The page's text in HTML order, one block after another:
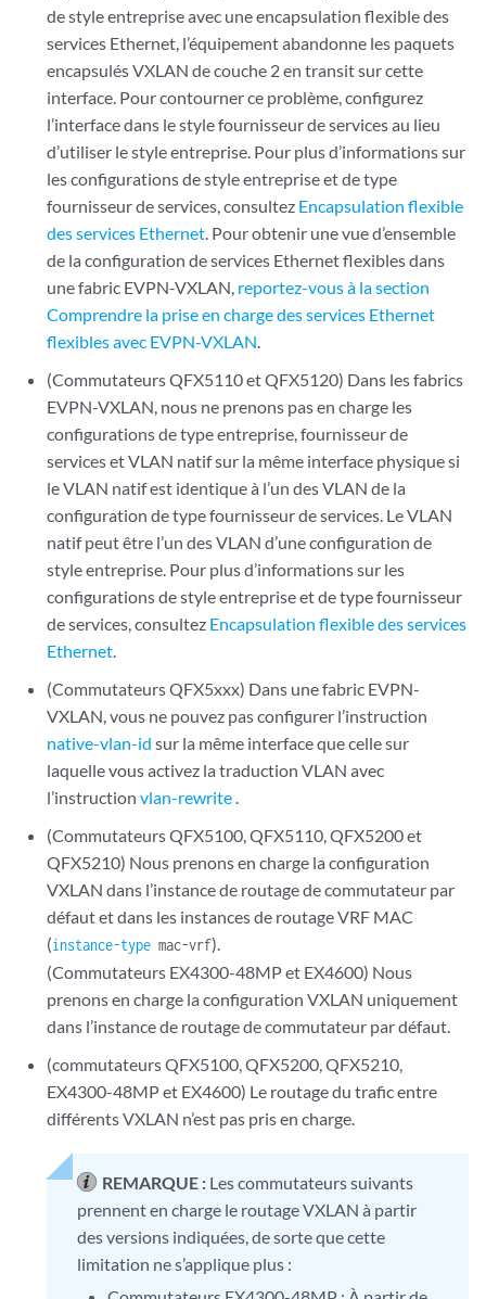
de style entreprise avec une encapsulation flexible des
services Ethernet, l’équipement abandonne les paquets
encapsulés VXLAN de couche 2 en transit sur cette
interface. Pour contourner ce problème, configurez
l’interface dans le style fournisseur de services au lieu
d’utiliser le style entreprise. Pour plus d’informations sur
les configurations de style entreprise et de type
fournisseur de services, consultez Encapsulation flexible
des services Ethernet . Pour obtenir une vue d’ensemble
de la configuration de services Ethernet flexibles dans
une fabric EVPN-VXLAN, reportez-vous à la section
Comprendre la prise en charge des services Ethernet
flexibles avec EVPN-VXLAN
(Commutateurs QFX5110 et QFX5120) Dans les fabrics
EVPN-VXLAN, nous ne prenons pas en charge les
configurations de type entreprise, fournisseur de
services et VLAN natif sur la même interface physique si
le VLAN natif est identique à l’un des VLAN de la
configuration de type fournisseur de services. Le VLAN
natif peut être l’un des VLAN d’une configuration de
style entreprise. Pour plus d’informations sur les
configurations de style entreprise et de type fournisseur
de services, consultez Encapsulation flexible des services
Ethernet
(Commutateurs QFX5xxx) Dans une fabric EVPN-
VXLAN, vous ne pouvez pas configurer l’instruction
native-vlan-id sur la même interface que celle sur
laquelle vous activez la traduction VLAN avec
l’instructionvlan-rewrite
(Commutateurs QFX5100, QFX5110, QFX5200 et
QFX5210) Nous prenons en charge la configuration
VXLAN dans l’instance de routage de commutateur par
défaut et dans les instances de routage VRF MAC
(instance-type mac-vrf).
(Commutateurs EX4300-48MP et EX4600) Nous
prenons en charge la configuration VXLAN uniquement
dans l’instance de routage de commutateur par défaut.
(commutateurs QFX5100, QFX5200, QFX5210,
EX4300-48MP et EX4600) Le routage du trafic entre
différents VXLAN n’est pas pris en charge.
REMARQUE : Les commutateurs suivants
prennent en charge le routage VXLAN à partir
des versions indiquées, de sorte que cette
limitation ne s’applique plus :